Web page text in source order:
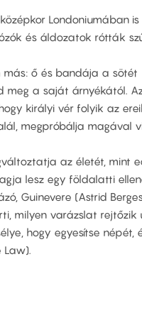
Londoniumában
és áldozatok rótták
más: ő és bandája a sötét
meg a saját árnyékától.
királyi vér folyik az
megpróbálja magával
az életét, mint
lesz egy földalatti
Guinevere (Astrid
milyen varázslat rejtőzik
hogy egyesítse népét,
Law).